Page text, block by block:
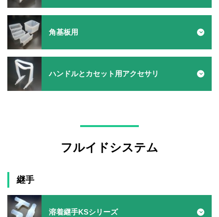
安定した品質で実績があるフッ素樹脂PFA製のウェーハ
トン）樹脂製カセットで、高温環境での連続使用が可能
です。
安定した品質で実績があるフッ素樹脂PFA製のウェーハ
洗浄用カセットです。
150mm PEEKカセット
高い耐久性で実績があるPEEK（ポリエーテルエーテルケ
トン）樹脂製カセットで、高温環境での連続使用が可能
です。
150mm PFAカセット
125mm PEEKカセット
高い耐久性で実績があるPEEK（ポリエーテルエーテルケ
トン）樹脂製カセットで、高温環境での連続使用が可能
トン）樹脂製カセットで、高温環境での連続使用が可能
75mm PEEKカセット
です。
角基板用
角型基板用 MASKシリーズ
HMハンドルが使えるウェーハカセットタイプと、Hハン
ドルが使えるバスケットタイプがあります。
ハンドルとカセット用アクセサリ
フルイドシステム
継手
溶着継手KSシリーズ